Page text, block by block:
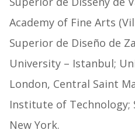
Academy of Fine Arts
Superior de Diseño de
University – Istanbul;
London, Central Saint
Institute of Technology;
New York.